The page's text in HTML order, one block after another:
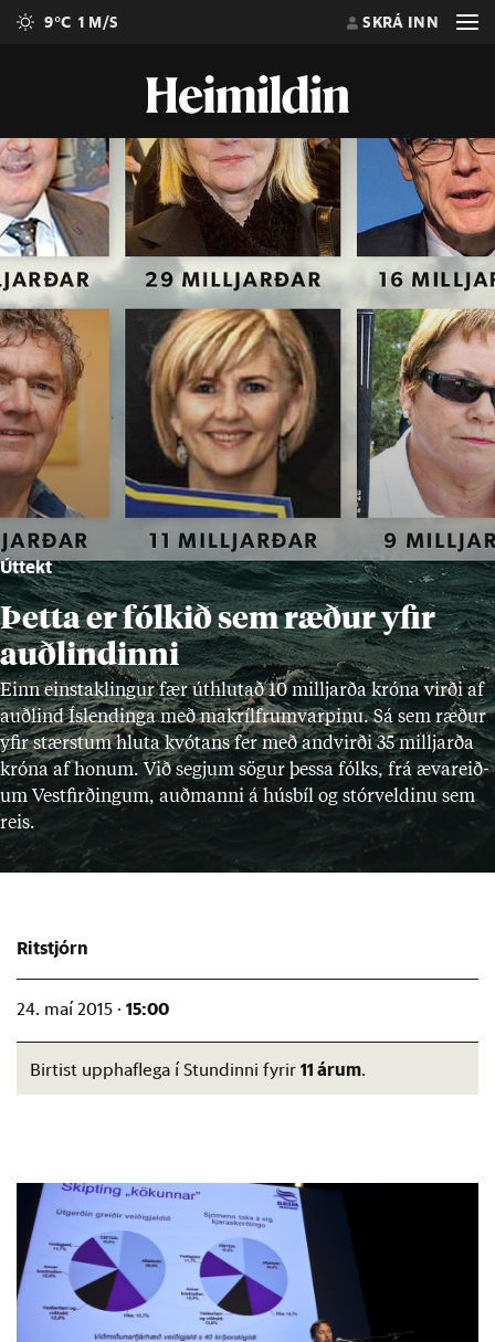
9°C 1 M/S SKRÁ INN
Úttekt
Þetta er fólkið sem ræður yfir
auðlindinni
Einn ein­stak­ling­ur fær út­hlut­að 10 millj­arða króna virði af
auð­lind Ís­lend­inga með mak­ríl­frum­varp­inu. Sá sem ræð­ur
yf­ir stærst­um hluta kvót­ans fer með and­virði 35 millj­arða
króna af hon­um. Við segj­um sög­ur þessa fólks, frá æv­areið­
um Vest­firð­ing­um, auð­manni á hús­bíl og stór­veld­inu sem
reis.
Ritstjórn
24. maí 2015 · 15:00
Birtist upphaflega í Stundinni fyrir 11 árum.